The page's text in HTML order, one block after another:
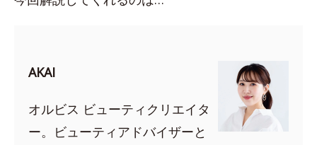
AKAI
オルビス ビューティクリエイタ
ー。ビューティアドバイザーと